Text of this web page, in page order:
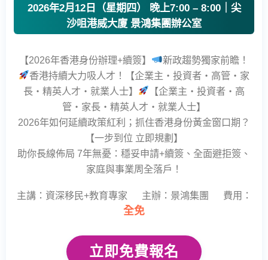
2026年2月12日（星期四） 晚上7:00 – 8:00｜尖
沙咀港威大廈 景鴻集團辦公室
【2026年香港身份辦理+續簽】
新政趨勢獨家前瞻！
香港持續大力吸人才！【企業主・投資者・高管・家
長・精英人才・就業人士】
【企業主・投資者・高
管・家長・精英人才・就業人士】
2026年如何延續政策紅利；抓住香港身份黃金窗口期？
【一步到位 立即規劃】
助你長線佈局 7年無憂：穩妥申請+續簽、全面避拒簽、
家庭與事業周全落戶！
主講：資深移民+教育專家 主辦：景鴻集團 費用：
全免
立即免費報名